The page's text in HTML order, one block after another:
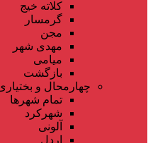
کلاته خیج
گرمسار
مجن
مهدی شهر
میامی
بازگشت
چهارمحال و بختیاری
تمام شهر‌ها
شهرکرد
آلونی
اردل